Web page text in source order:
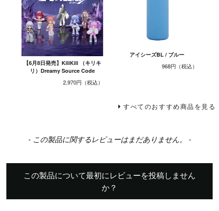
【6月8日発売】KiliKili （キリキ
リ）Dreamy Source Code
2,970円
アイシーズBL / ブルー
968円
すべてのおすすめ商品を見る
- この製品に関するレビューはまだありません。 -
この製品について最初にレビューを投稿しません
か？
New content loaded